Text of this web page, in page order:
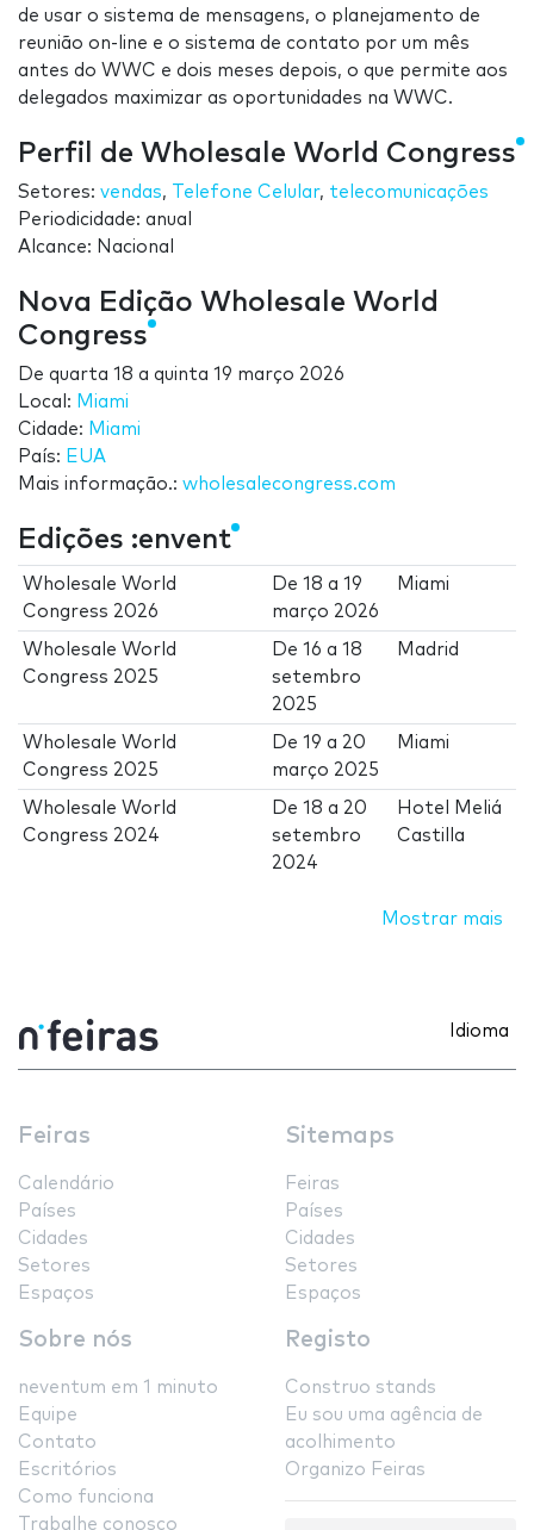
de usar o sistema de mensagens, o planejamento de
reunião on-line e o sistema de contato por um mês
antes do WWC e dois meses depois, o que permite aos
delegados maximizar as oportunidades na WWC.
Perfil de Wholesale World Congress
Setores: vendas, Telefone Celular, telecomunicações
Periodicidade: anual
Alcance: Nacional
Nova Edição Wholesale World
Congress
De quarta 18 a quinta 19 março 2026
Local: Miami
Cidade: Miami
País: EUA
Mais informação.: wholesalecongress.com
Edições :envent
Wholesale World
Congress 2026
De18 a19
março 2026
Miami
Wholesale World
Congress 2025
De16 a18
setembro
2025
Madrid
Wholesale World
Congress 2025
De19 a 20
março 2025
Miami
Wholesale World
Congress 2024
De18 a 20
setembro
2024
Hotel Meliá
Castilla
Mostrar mais
Idioma
Feiras
Calendário
Países
Cidades
Setores
Espaços
Sitemaps
Feiras
Países
Cidades
Setores
Espaços
Sobre nós
neventum em 1 minuto
Equipe
Contato
Escritórios
Como funciona
Trabalhe conosco
Registo
Construo stands
Eu sou uma agência de
acolhimento
Organizo Feiras